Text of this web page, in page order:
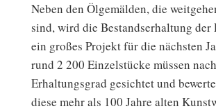
Neben den Ölgemälden, die
sind, wird die Bestandserhaltung der
ein großes Projekt für die nächsten
rund 2 200 Einzelstücke müssen nach
Erhaltungsgrad gesichtet und
diese mehr als 100 Jahre alten